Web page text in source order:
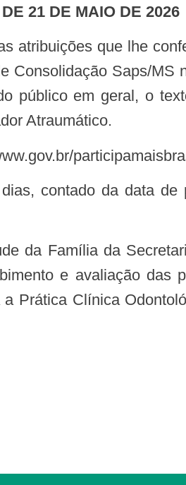
21 DE MAIO DE 2026
Consolidação Saps/MS
público em geral, o
Atraumático.
e avaliação das
Prática Clínica